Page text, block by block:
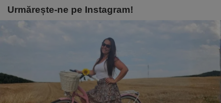
Urmărește-ne pe Instagram!